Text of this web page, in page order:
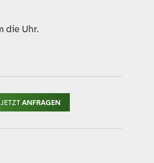
die Uhr.
JETZTANFRAGEN